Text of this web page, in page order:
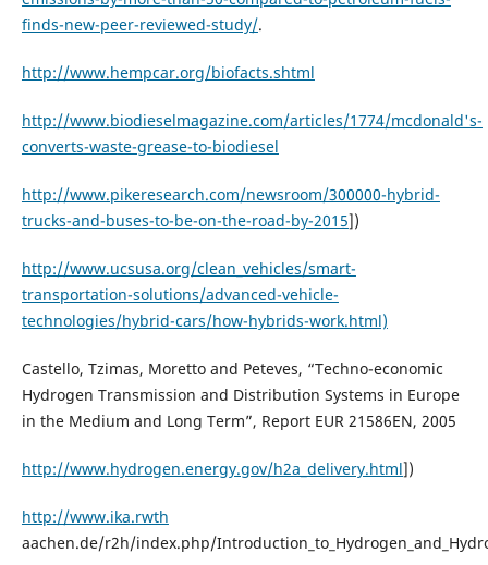
finds-new-peer-reviewed-study/.
http://www.hempcar.org/biofacts.shtml
http://www.biodieselmagazine.com/articles/1774/mcdonald's-
converts-waste-grease-to-biodiesel
http://www.pikeresearch.com/newsroom/300000-hybrid-
trucks-and-buses-to-be-on-the-road-by-2015])
http://www.ucsusa.org/clean_vehicles/smart-
transportation-solutions/advanced-vehicle-
technologies/hybrid-cars/how-hybrids-work.html)
Castello, Tzimas, Moretto and Peteves, “Techno-economic
Hydrogen Transmission and Distribution Systems in Europe
in the Medium and Long Term”, Report EUR 21586EN, 2005
http://www.hydrogen.energy.gov/h2a_delivery.html])
http://www.ika.rwth
aachen.de/r2h/index.php/